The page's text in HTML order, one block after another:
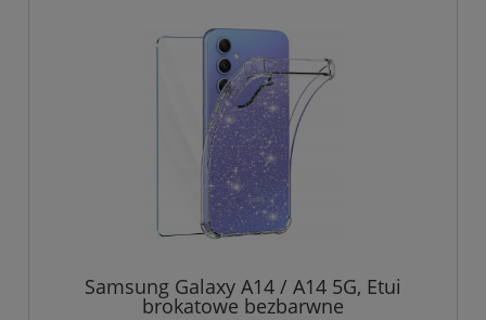
Samsung Galaxy A14 / A14 5G, Etui
brokatowe bezbarwne